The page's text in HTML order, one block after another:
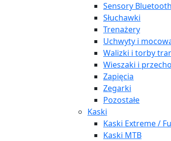
Sensory
Słuchawki
Trenażery
Uchwyty i
Walizki i torby
Wieszaki i
Zapięcia
Zegarki
Pozostałe
Kaski
Kaski Extreme /
Kaski MTB